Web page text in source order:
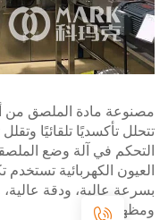
الكهربائية تستخدم تكوينًا
عالية، ودقة عالية،
أنيق.